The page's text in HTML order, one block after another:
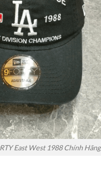
East West 1988 Chính Hãng